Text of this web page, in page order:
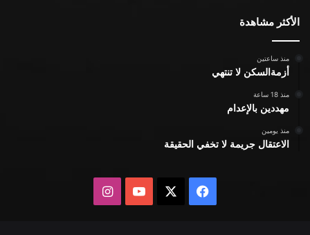
الأكثر مشاهدة
منذ ساعتين
أزمةالسكن لا تنتهي
منذ 18 ساعة
مهددين بالإعدام
منذ يومين
الاعتقال جريمة لا تخفي الحقيقة
فيسبوك يوتيوبانستقرام